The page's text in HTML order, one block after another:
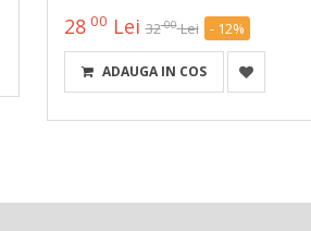
28 00 Lei 3200 Lei - 12%
ADAUGA IN COS